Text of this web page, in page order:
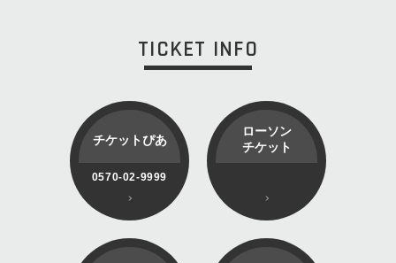
TICKET INFO
チケットぴあ
0570-02-9999
ローソン
チケット